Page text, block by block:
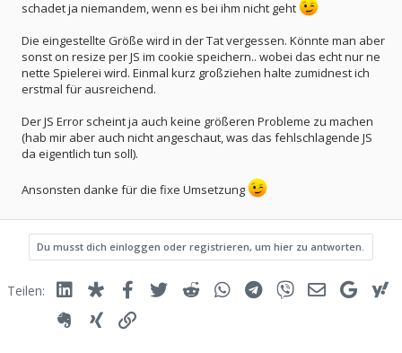
schadet ja niemandem, wenn es bei ihm nicht geht
Die eingestellte Größe wird in der Tat vergessen. Könnte man aber
sonst on resize per JS im cookie speichern.. wobei das echt nur ne
nette Spielerei wird. Einmal kurz großziehen halte zumidnest ich
erstmal für ausreichend.
Der JS Error scheint ja auch keine größeren Probleme zu machen
(hab mir aber auch nicht angeschaut, was das fehlschlagende JS
da eigentlich tun soll).
Ansonsten danke für die fixe Umsetzung
Du musst dich einloggen oder registrieren, um hier zu antworten.
Teilen: Linked InDiasporaFacebook
Twitter Reddit WhatsAppTelegramViber E-Mail Google
Evernote
Xing